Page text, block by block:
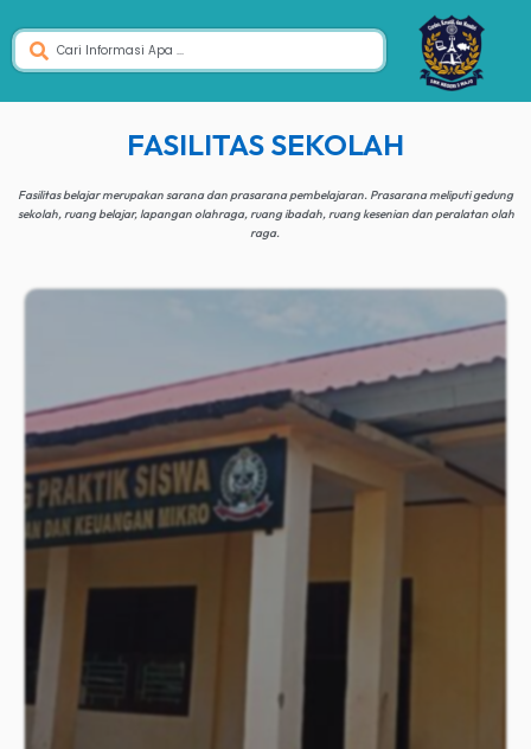
FASILITAS SEKOLAH
Fasilitas belajar merupakan sarana dan prasarana pembelajaran. Prasarana meliputi gedung
sekolah, ruang belajar, lapangan olahraga, ruang ibadah, ruang kesenian dan peralatan olah
raga.